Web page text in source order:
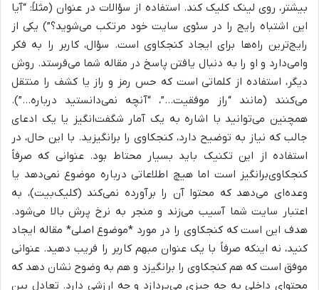
بیشتر، روی لینک کلیک کند. استفاده از سؤالات در عنوان (مثلاً: “آیا
این اشتباه رایج را در سئوی سایت خود مرتکب می‌شوید؟”) یکی از
رایج‌ترین راه‌ها برای ایجاد کنجکاوی است. سؤال، کاربر را به فکر
وامی‌دارد و او را به دنبال یافتن پاسخ در مقاله شما می‌فرستد. روش
دیگر، استفاده از کلماتی است که حس رمز و راز یا کشف را منتقل
می‌کنند (مانند “راز موفقیت…”، “آنچه نمی‌دانستید درباره…”).
همچنین می‌توانید با اشاره به یک آمار شگفت‌انگیز یا یک ادعای
جالب که نیاز به توضیح دارد، کنجکاوی را برانگیزید. با این حال، در
استفاده از این تکنیک باید بسیار محتاط بود. عنوانی که صرفاً
کنجکاوی‌برانگیز است اما هیچ اطلاعاتی درباره موضوع نمی‌دهد یا
وعده‌ای می‌دهد که محتوا آن را برآورده نمی‌کند (کلیک‌بیت)، به
اعتبار سایت شما آسیب می‌زند و منجر به نرخ پرش بالا می‌شود.
هدف این است که کنجکاوی را در مورد *موضوع اصلی* مقاله ایجاد
کنید، نه اینکه صرفاً با یک عنوان مبهم کاربر را فریب دهید. عنوانی
موفق است که هم کنجکاوی را برانگیزد و هم به وضوح نشان دهد که
محتوای داخلی به چه چیزی می‌پردازد و چه ارزشی دارد. تعادل بین